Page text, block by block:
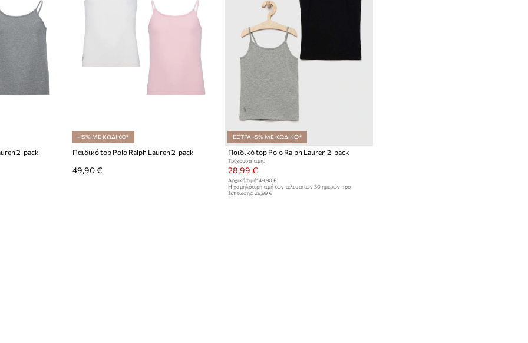
2-pack
-15% ΜΕ ΚΩΔΙΚΟ*
Παιδικό top Polo Ralph Lauren 2-pack
49,90 €
ΕΞΤΡΑ -5% ΜΕ ΚΩΔΙΚΟ*
Παιδικό top Polo Ralph Lauren 2-pack
Τρέχουσα τιμή:
28,99 €
Αρχική τιμή: 49,90 €
Η χαμηλότερη τιμή των τελευταίων 30 ημερών προ
έκπτωσης: 29,99 €